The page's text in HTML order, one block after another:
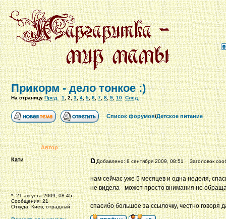
Прикорм - дело тонкое :)
На страницуПред. 1,2,3,4,5,6,7,8,9,10 След.
Список форумов/Детское питание
Автор
Кати
*: 21 августа 2009, 08:45
Сообщения: 21
Откуда: Киев, отрадный
Добавлено: 8 сентября 2009, 08:51 Заголовок
нам сейчас уже 5 месяцев и одна неделя,
не видела - может просто внимания не
спасибо большое за ссылочку, честно говоря